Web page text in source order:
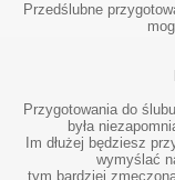
Przedślubne
Przygotowania do
była
Im dłużej będziesz
wymyślać
tym bardziej